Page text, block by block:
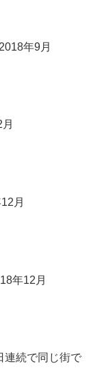
年9月
月
年12月
続で同じ街で